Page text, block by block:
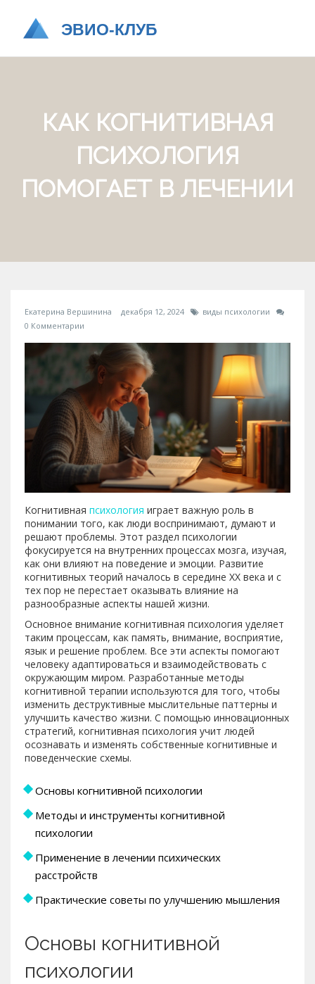
КАК КОГНИТИВНАЯ
ПСИХОЛОГИЯ
ПОМОГАЕТ В ЛЕЧЕНИИ
Екатерина Вершинина декабря 12, 2024
виды психологии
0 Комментарии
Когнитивная психология играет важную роль в
понимании того, как люди воспринимают, думают и
решают проблемы. Этот раздел психологии
фокусируется на внутренних процессах мозга, изучая,
как они влияют на поведение и эмоции. Развитие
когнитивных теорий началось в середине XX века и с
тех пор не перестает оказывать влияние на
разнообразные аспекты нашей жизни.
Основное внимание когнитивная психология уделяет
таким процессам, как память, внимание, восприятие,
язык и решение проблем. Все эти аспекты помогают
человеку адаптироваться и взаимодействовать с
окружающим миром. Разработанные методы
когнитивной терапии используются для того, чтобы
изменить деструктивные мыслительные паттерны и
улучшить качество жизни. С помощью инновационных
стратегий, когнитивная психология учит людей
осознавать и изменять собственные когнитивные и
поведенческие схемы.
Основы когнитивной психологии
Методы и инструменты когнитивной
психологии
Применение в лечении психических
расстройств
Практические советы по улучшению мышления
Основы когнитивной
психологии